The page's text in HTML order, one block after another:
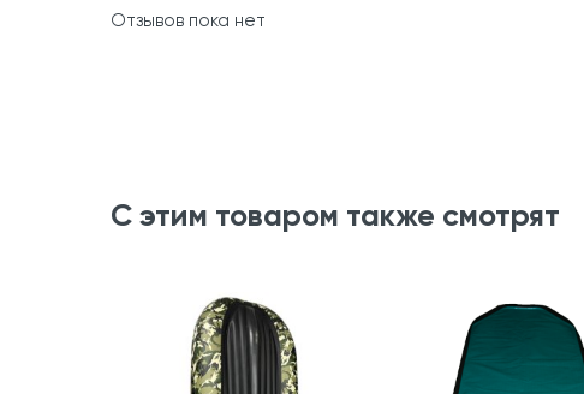
Отзывов пока нет
С этим товаром также смотрят